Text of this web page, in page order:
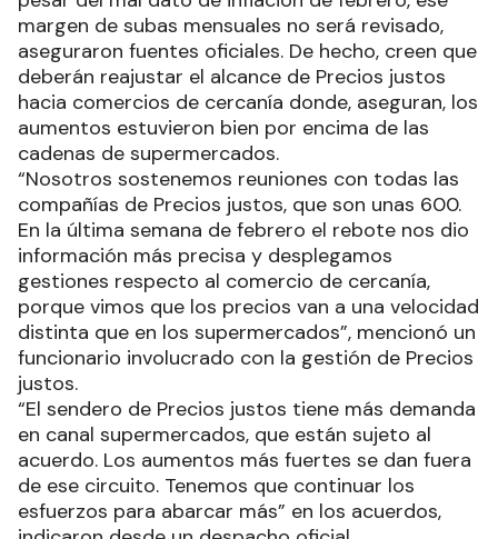
margen de subas mensuales no será revisado,
aseguraron fuentes oficiales. De hecho, creen que
deberán reajustar el alcance de Precios justos
hacia comercios de cercanía donde, aseguran, los
aumentos estuvieron bien por encima de las
cadenas de supermercados.
“Nosotros sostenemos reuniones con todas las
compañías de Precios justos, que son unas 600.
En la última semana de febrero el rebote nos dio
información más precisa y desplegamos
gestiones respecto al comercio de cercanía,
porque vimos que los precios van a una velocidad
distinta que en los supermercados”, mencionó un
funcionario involucrado con la gestión de Precios
justos.
“El sendero de Precios justos tiene más demanda
en canal supermercados, que están sujeto al
acuerdo. Los aumentos más fuertes se dan fuera
de ese circuito. Tenemos que continuar los
esfuerzos para abarcar más” en los acuerdos,